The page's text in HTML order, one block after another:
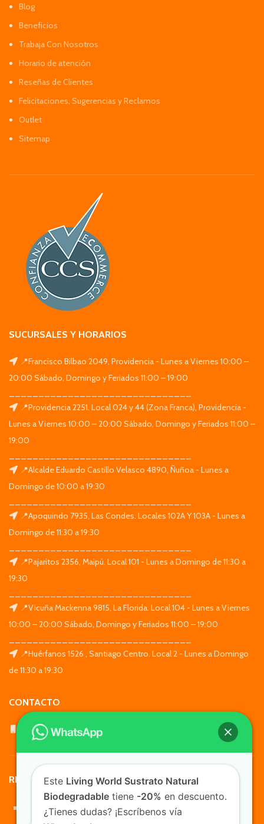
Blog
Beneficios
Trabaja Con Nosotros
Horario de atención
Reseñas de Clientes
Felicitaciones, Sugerencias y Reclamos
Outlet
Sitemap
SUCURSALES Y HORARIOS
📍Francisco Bilbao 2049, Providencia - Lunes a Viernes 10:00 –
20:00 Sábado, Domingo y Feriados 11:00 – 19:00
📍Providencia 2251. Local 024 y 44 (Zona Franca), Providencia -
Lunes a Viernes 10:00 – 20:00 Sábado, Domingo y Feriados 11:00 –
19:00
📍Alcalde Eduardo Castillo Velasco 4890, Ñuñoa - Lunes a
Domingo de 10:00 a 19:30
📍Apoquindo 7935, Las Condes. Locales 102A Y 103A - Lunes a
Domingo de 11:30 a 19:30
📍Pajaritos 2356, Maipú. Local 101 - Lunes a Domingo de 11:30 a
19:30
📍Vicuña Mackenna 9815, La Florida. Local 104 - Lunes a Viernes
10:00 – 20:00 Sábado, Domingo y Feriados 11:00 – 19:00
📍Huérfanos 1526 , Santiago Centro. Local 2 - Lunes a Domingo
de 11:30 a 19:30
CONTACTO
WhatsApp: +569 7564 4676
REDES SOCIALES
Este Living World Sustrato Natural
Biodegradable tiene -20% en descuento.
¿Tienes dudas? ¡Escríbenos vía